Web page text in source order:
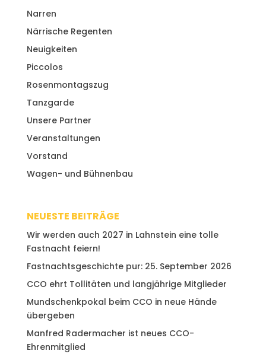
Narren
Närrische Regenten
Neuigkeiten
Piccolos
Rosenmontagszug
Tanzgarde
Unsere Partner
Veranstaltungen
Vorstand
Wagen- und Bühnenbau
NEUESTE BEITRÄGE
Wir werden auch 2027 in Lahnstein eine tolle
Fastnacht feiern!
Fastnachtsgeschichte pur: 25. September 2026
CCO ehrt Tollitäten und langjährige Mitglieder
Mundschenkpokal beim CCO in neue Hände
übergeben
Manfred Radermacher ist neues CCO-
Ehrenmitglied